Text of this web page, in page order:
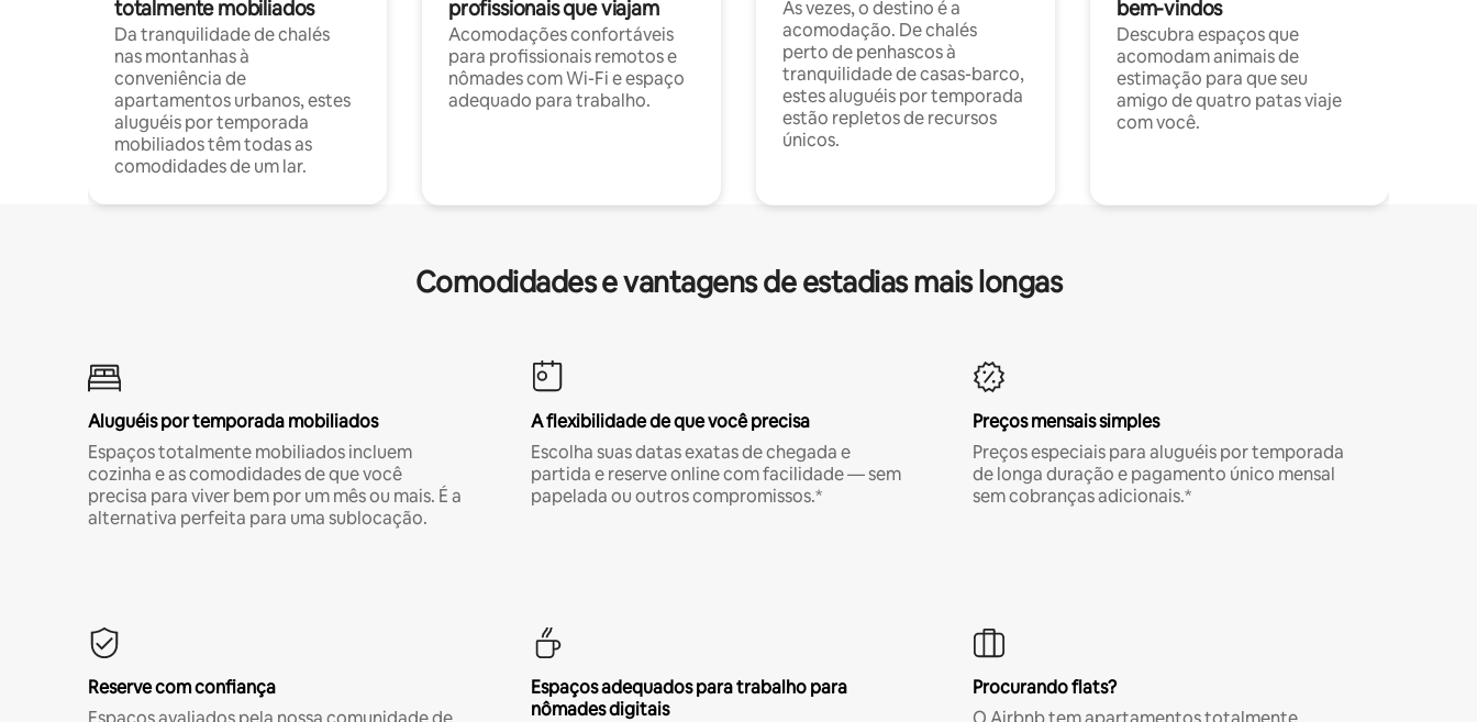
totalmente mobiliados
Da tranquilidade de chalés
nas montanhas à
conveniência de
apartamentos urbanos, estes
aluguéis por temporada
mobiliados têm todas as
comodidades de um lar.
profissionais que viajam
Acomodações confortáveis
para profissionais remotos e
nômades com Wi-Fi e espaço
adequado para trabalho.
Às vezes, o destino é a
acomodação. De chalés
perto de penhascos à
tranquilidade de casas-barco,
estes aluguéis por temporada
estão repletos de recursos
únicos.
bem-vindos
Descubra espaços que
acomodam animais de
estimação para que seu
amigo de quatro patas viaje
com você.
Comodidades e vantagens de estadias mais longas
Aluguéis por temporada mobiliados
Espaços totalmente mobiliados incluem
cozinha e as comodidades de que você
precisa para viver bem por um mês ou mais. É a
alternativa perfeita para uma sublocação.
A flexibilidade de que você precisa
Escolha suas datas exatas de chegada e
partida e reserve online com facilidade — sem
papelada ou outros compromissos.*
Preços mensais simples
Preços especiais para aluguéis por temporada
de longa duração e pagamento único mensal
sem cobranças adicionais.*
Reserve com confiança
Espaços adequados para trabalho para
nômades digitais
Procurando flats?